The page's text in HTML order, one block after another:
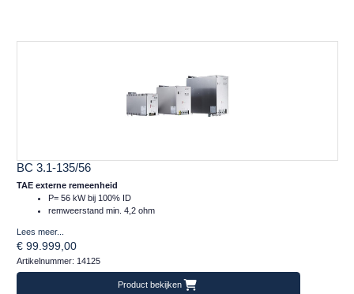
BC 3.1-135/56
TAE externe remeenheid
P= 56 kW bij 100% ID
remweerstand min. 4,2 ohm
Lees meer...
€ 99.999,00
Artikelnummer: 14125
Product bekijken